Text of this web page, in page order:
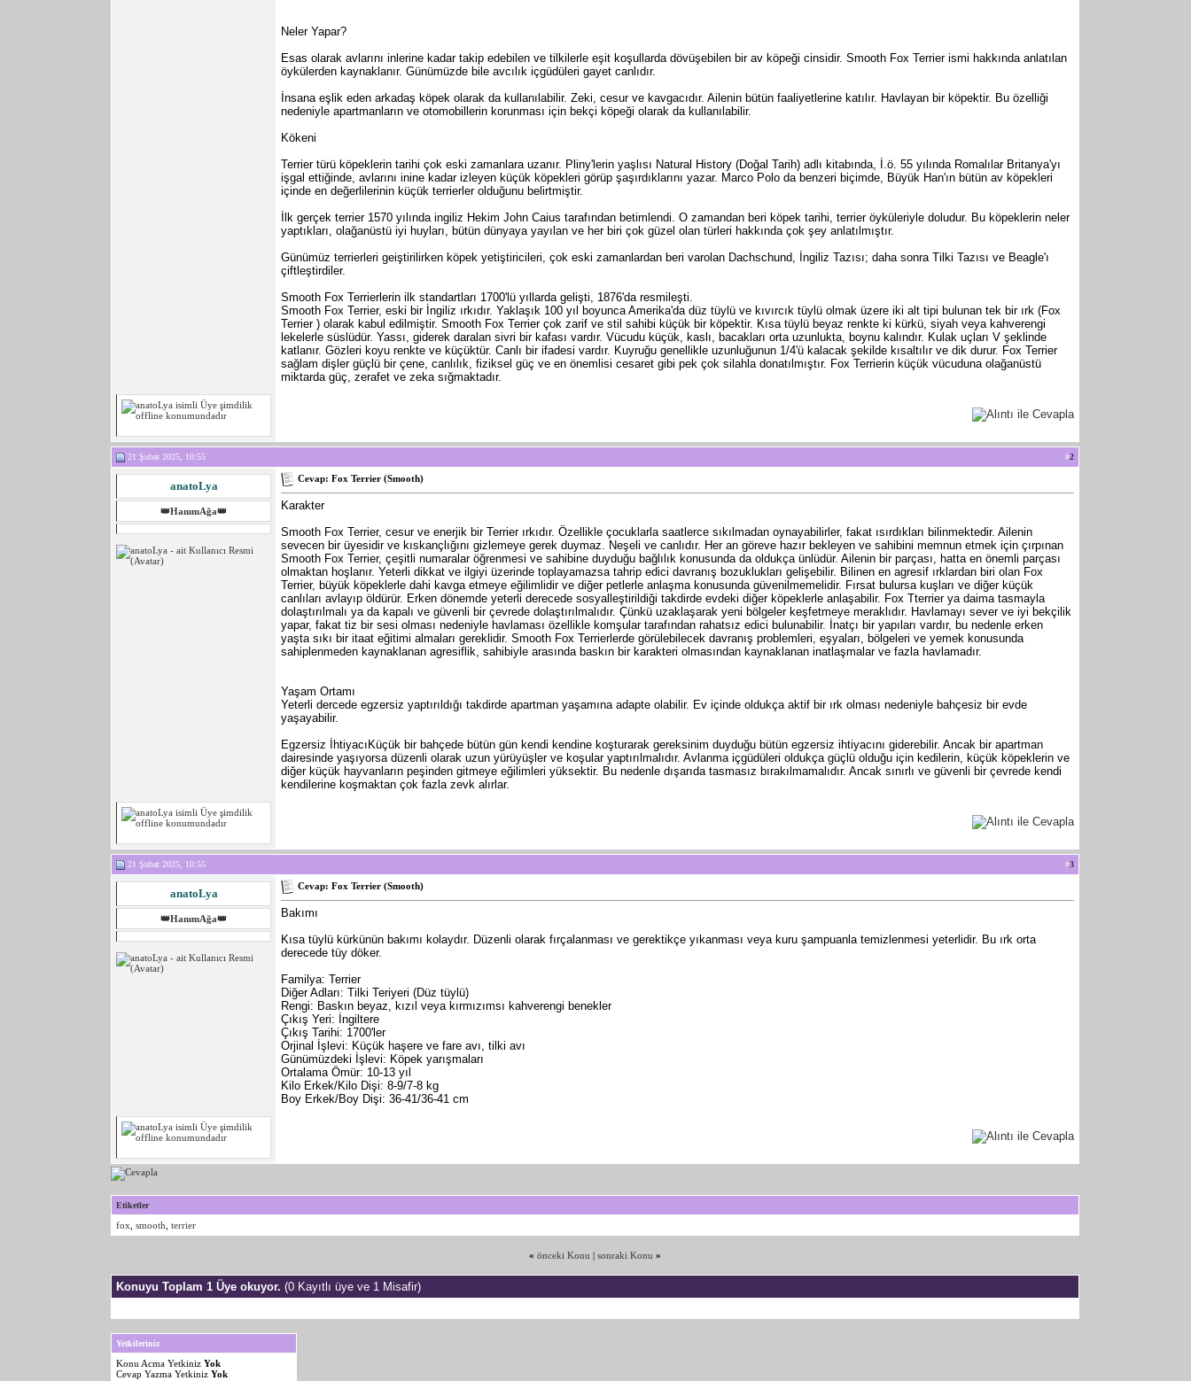
Neler Yapar?
Esas olarak avlarını inlerine kadar takip edebilen ve tilkilerle eşit koşullarda dövüşebilen bir av köpeği cinsidir. Smooth Fox Terrier ismi hakkında anlatılan
öykülerden kaynaklanır. Günümüzde bile avcılık içgüdüleri gayet canlıdır.
İnsana eşlik eden arkadaş köpek olarak da kullanılabilir. Zeki, cesur ve kavgacıdır. Ailenin bütün faaliyetlerine katılır. Havlayan bir köpektir. Bu özelliği
nedeniyle apartmanların ve otomobillerin korunması için bekçi köpeği olarak da kullanılabilir.
Kökeni
Terrier türü köpeklerin tarihi çok eski zamanlara uzanır. Pliny'lerin yaşlısı Natural History (Doğal Tarih) adlı kitabında, İ.ö. 55 yılında Romalılar Britanya'yı
işgal ettiğinde, avlarını inine kadar izleyen küçük köpekleri görüp şaşırdıklarını yazar. Marco Polo da benzeri biçimde, Büyük Han'ın bütün av köpekleri
içinde en değerlilerinin küçük terrierler olduğunu belirtmiştir.
İlk gerçek terrier 1570 yılında ingiliz Hekim John Caius tarafından betimlendi. O zamandan beri köpek tarihi, terrier öyküleriyle doludur. Bu köpeklerin neler
yaptıkları, olağanüstü iyi huyları, bütün dünyaya yayılan ve her biri çok güzel olan türleri hakkında çok şey anlatılmıştır.
Günümüz terrierleri geiştirilirken köpek yetiştiricileri, çok eski zamanlardan beri varolan Dachschund, İngiliz Tazısı; daha sonra Tilki Tazısı ve Beagle'ı
çiftleştirdiler.
Smooth Fox Terrierlerin ilk standartları 1700'lü yıllarda gelişti, 1876'da resmileşti.
Smooth Fox Terrier, eski bir İngiliz ırkıdır. Yaklaşık 100 yıl boyunca Amerika'da düz tüylü ve kıvırcık tüylü olmak üzere iki alt tipi bulunan tek bir ırk (Fox
Terrier ) olarak kabul edilmiştir. Smooth Fox Terrier çok zarif ve stil sahibi küçük bir köpektir. Kısa tüylü beyaz renkte ki kürkü, siyah veya kahverengi
lekelerle süslüdür. Yassı, giderek daralan sivri bir kafası vardır. Vücudu küçük, kaslı, bacakları orta uzunlukta, boynu kalındır. Kulak uçları V şeklinde
katlanır. Gözleri koyu renkte ve küçüktür. Canlı bir ifadesi vardır. Kuyruğu genellikle uzunluğunun 1/4'ü kalacak şekilde kısaltılır ve dik durur. Fox Terrier
sağlam dişler güçlü bir çene, canlılık, fiziksel güç ve en önemlisi cesaret gibi pek çok silahla donatılmıştır. Fox Terrierin küçük vücuduna olağanüstü
miktarda güç, zerafet ve zeka sığmaktadır.
21 Şubat 2025, 10:55 #2
anatoLya
👑HanımAğa👑
Cevap: Fox Terrier (Smooth)
Karakter
Smooth Fox Terrier, cesur ve enerjik bir Terrier ırkıdır. Özellikle çocuklarla saatlerce sıkılmadan oynayabilirler, fakat ısırdıkları bilinmektedir. Ailenin
sevecen bir üyesidir ve kıskançlığını gizlemeye gerek duymaz. Neşeli ve canlıdır. Her an göreve hazır bekleyen ve sahibini memnun etmek için çırpınan
Smooth Fox Terrier, çeşitli numaralar öğrenmesi ve sahibine duyduğu bağlılık konusunda da oldukça ünlüdür. Ailenin bir parçası, hatta en önemli parçası
olmaktan hoşlanır. Yeterli dikkat ve ilgiyi üzerinde toplayamazsa tahrip edici davranış bozuklukları gelişebilir. Bilinen en agresif ırklardan biri olan Fox
Terrier, büyük köpeklerle dahi kavga etmeye eğilimlidir ve diğer petlerle anlaşma konusunda güvenilmemelidir. Fırsat bulursa kuşları ve diğer küçük
canlıları avlayıp öldürür. Erken dönemde yeterli derecede sosyalleştirildiği takdirde evdeki diğer köpeklerle anlaşabilir. Fox Tterrier ya daima tasmayla
dolaştırılmalı ya da kapalı ve güvenli bir çevrede dolaştırılmalıdır. Çünkü uzaklaşarak yeni bölgeler keşfetmeye meraklıdır. Havlamayı sever ve iyi bekçilik
yapar, fakat tiz bir sesi olması nedeniyle havlaması özellikle komşular tarafından rahatsız edici bulunabilir. İnatçı bir yapıları vardır, bu nedenle erken
yaşta sıkı bir itaat eğitimi almaları gereklidir. Smooth Fox Terrierlerde görülebilecek davranış problemleri, eşyaları, bölgeleri ve yemek konusunda
sahiplenmeden kaynaklanan agresiflik, sahibiyle arasında baskın bir karakteri olmasından kaynaklanan inatlaşmalar ve fazla havlamadır.
Yaşam Ortamı
Yeterli dercede egzersiz yaptırıldığı takdirde apartman yaşamına adapte olabilir. Ev içinde oldukça aktif bir ırk olması nedeniyle bahçesiz bir evde
yaşayabilir.
Egzersiz İhtiyacıKüçük bir bahçede bütün gün kendi kendine koşturarak gereksinim duyduğu bütün egzersiz ihtiyacını giderebilir. Ancak bir apartman
dairesinde yaşıyorsa düzenli olarak uzun yürüyüşler ve koşular yaptırılmalıdır. Avlanma içgüdüleri oldukça güçlü olduğu için kedilerin, küçük köpeklerin ve
diğer küçük hayvanların peşinden gitmeye eğilimleri yüksektir. Bu nedenle dışarıda tasmasız bırakılmamalıdır. Ancak sınırlı ve güvenli bir çevrede kendi
kendilerine koşmaktan çok fazla zevk alırlar.
21 Şubat 2025, 10:55 #3
anatoLya
👑HanımAğa👑
Cevap: Fox Terrier (Smooth)
Bakımı
Kısa tüylü kürkünün bakımı kolaydır. Düzenli olarak fırçalanması ve gerektikçe yıkanması veya kuru şampuanla temizlenmesi yeterlidir. Bu ırk orta
derecede tüy döker.
Familya: Terrier
Diğer Adları: Tilki Teriyeri (Düz tüylü)
Rengi: Baskın beyaz, kızıl veya kırmızımsı kahverengi benekler
Çıkış Yeri: İngiltere
Çıkış Tarihi: 1700'ler
Orjinal İşlevi: Küçük haşere ve fare avı, tilki avı
Günümüzdeki İşlevi: Köpek yarışmaları
Ortalama Ömür: 10-13 yıl
Kilo Erkek/Kilo Dişi: 8-9/7-8 kg
Boy Erkek/Boy Dişi: 36-41/36-41 cm
Etiketler
fox ,smooth ,terrier
« önceki Konu |sonraki Konu »
Konuyu Toplam 1 Üye okuyor.(0 Kayıtlı üye ve 1 Misafir)
Yetkileriniz
Konu Acma YetkinizYok
Cevap Yazma YetkinizYok